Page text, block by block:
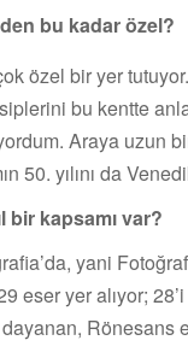
bu kadar özel?
özel bir yer
bu kentte
Araya uzun
50. yılını da
bir kapsamı var?
yani
eser yer alıyor;
Rönesans